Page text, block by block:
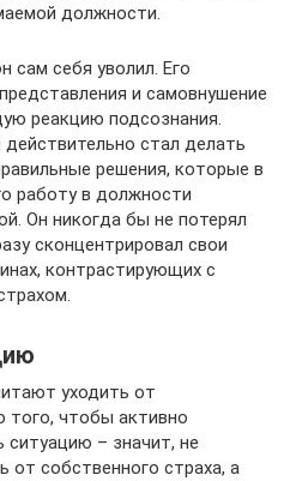
должности.
сам себя уволил. Его
и самовнушение
реакцию подсознания.
стал делать
решения, которые в
работу в должности
Он никогда бы не потерял
сконцентрировал свои
контрастирующих с
уходить от
того, чтобы активно
– значит, не
от собственного страха, а